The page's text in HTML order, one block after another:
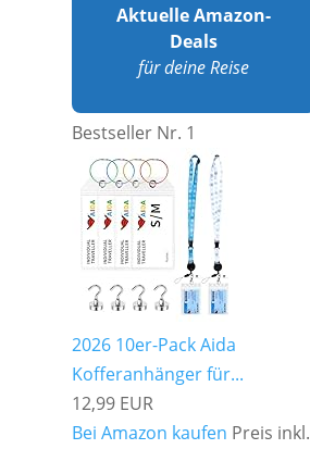
Aktuelle Amazon-
Deals
für deine Reise
Bestseller Nr. 1
2026 10er-Pack Aida
Kofferanhänger für...
12,99 EUR
Bei Amazon kaufen Preis inkl.